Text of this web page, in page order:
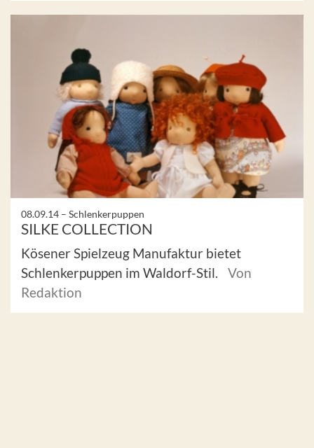
08.09.14 – Schlenkerpuppen
SILKE COLLECTION
Kösener Spielzeug Manufaktur bietet
Schlenkerpuppen im Waldorf-Stil.
Von
Redaktion